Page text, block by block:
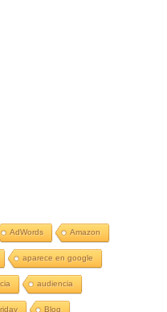
AdWords Amazon
aparece en google
audiencia
Blog